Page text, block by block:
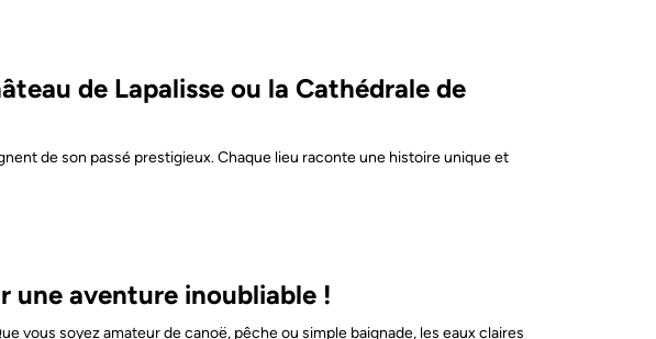
de Lapalisse ou la Cathédrale de
de son passé prestigieux. Chaque lieu raconte une histoire unique et
une aventure inoubliable !
vous soyez amateur de canoë, pêche ou simple baignade, les eaux claires